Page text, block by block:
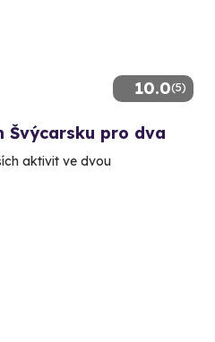
10.0(5)
Švýcarsku pro dva
aktivit ve dvou